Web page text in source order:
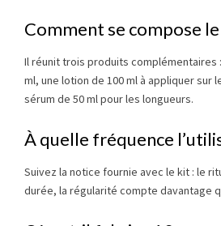
Comment se compose
Il réunit trois produits complémentaires
ml, une lotion de 100 ml à appliquer sur
sérum de 50 ml pour les longueurs.
À quelle fréquence
Suivez la notice fournie avec le kit : le
durée, la régularité compte davantage